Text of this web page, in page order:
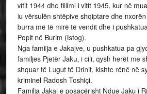
vitit 1944 dhe fillimi i vitit 1945, kur në
iu vërsulën shtëpive shqiptare dhe
burra më të mirë të vendit dhe i
Popit në Burim (Istog).
Nga familja e Jakajve, u pushkatua pa
familjes Pjetër Jaku, i cili, qysh herët me
shquar të Lugut të Drinit, kishte rënë në
kriminel Radosh Toshiçi.
Familja Jakaj e posaçërisht Ndue Jaku i